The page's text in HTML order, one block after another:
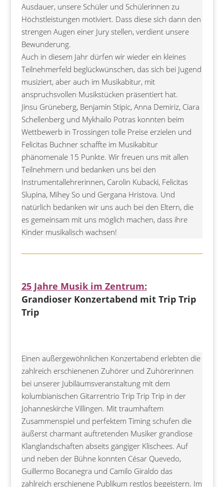
Ausdauer, unsere Schüler und Schülerinnen zu
Höchstleistungen motiviert. Dass diese sich dann den
strengen Augen einer Jury stellen, verdient unsere
Bewunderung.
Auch in diesem Jahr dürfen wir wieder ein kleines
Teilnehmerfeld beglückwünschen, das sich bei Jugend
musiziert, aber auch im Musikabitur, mit
anspruchsvollen Musikstücken präsentiert hat.
Jinsu Grüneberg, Benjamin Stipic, Anna Demiriz, Ciara
Schellenberg und Mykhailo Potras konnten beim
Wettbewerb in Trossingen tolle Preise erzielen und
Felicitas Buchner schaffte im Musikabitur
phänomenale 15 Punkte. Wir freuen uns mit allen
Teilnehmern und bedanken uns bei den
Instrumentallehrerinnen, Carolin Kubacki, Felicitas
Slupina, Mihey So und Gergana Hristova. Und
natürlich bedanken wir uns auch bei den Eltern, die
es gemeinsam mit uns möglich machen, dass ihre
Kinder musikalisch wachsen!
25 Jahre Musik im Zentrum:
Grandioser Konzertabend mit Trip Trip
Trip
Einen außergewöhnlichen Konzertabend erlebten die
zahlreich erschienenen Zuhörer und Zuhörerinnen
bei unserer Jubiläumsveranstaltung mit dem
kolumbianischen Gitarrentrio Trip Trip Trip in der
Johanneskirche Villingen. Mit traumhaftem
Zusammenspiel und perfektem Timing schufen die
äußerst charmant auftretenden Musiker grandiose
Klanglandschaften abseits gängiger Klischees. Auf
und neben der Bühne konnten César Quevedo,
Guillermo Bocanegra und Camilo Giraldo das
zahlreich erschienene Publikum restlos begeistern. Im